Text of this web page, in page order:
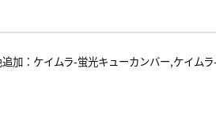
加：ケイムラ-蛍光キューカンバー,ケイム